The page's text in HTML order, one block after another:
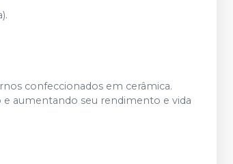
confeccionados em cerâmica.
aumentando seu rendimento e vida